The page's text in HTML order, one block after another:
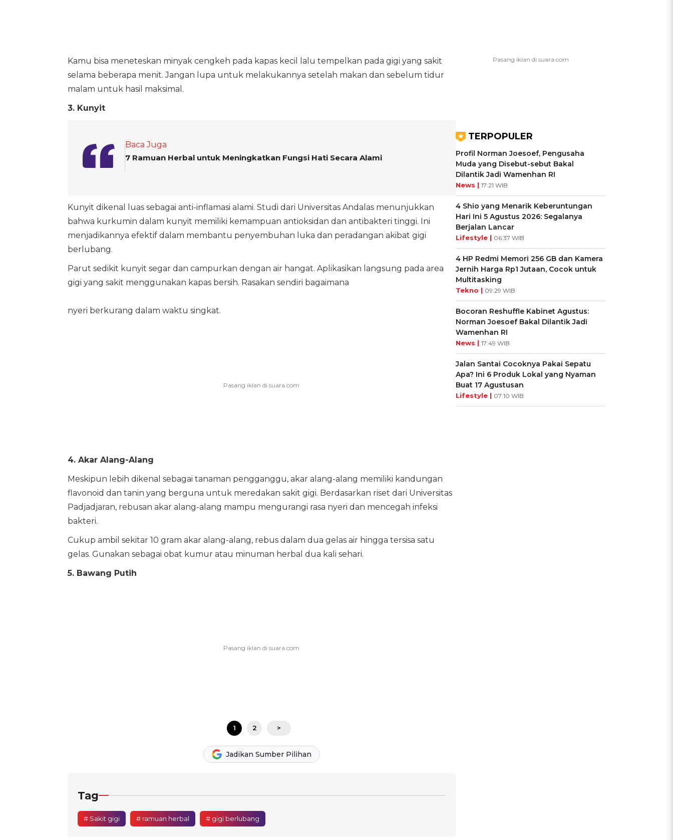
Kamu bisa meneteskan minyak cengkeh pada kapas kecil lalu tempelkan pada gigi yang sakit
selama beberapa menit. Jangan lupa untuk melakukannya setelah makan dan sebelum tidur
malam untuk hasil maksimal.
3. Kunyit
Baca Juga
7 Ramuan Herbal untuk Meningkatkan Fungsi Hati Secara Alami
Kunyit dikenal luas sebagai anti-inflamasi alami. Studi dari Universitas Andalas menunjukkan
bahwa kurkumin dalam kunyit memiliki kemampuan antioksidan dan antibakteri tinggi. Ini
menjadikannya efektif dalam membantu penyembuhan luka dan peradangan akibat gigi
berlubang.
Parut sedikit kunyit segar dan campurkan dengan air hangat. Aplikasikan langsung pada area
gigi yang sakit menggunakan kapas bersih. Rasakan sendiri bagaimana
nyeri berkurang dalam waktu singkat.
4. Akar Alang-Alang
Meskipun lebih dikenal sebagai tanaman pengganggu, akar alang-alang memiliki kandungan
flavonoid dan tanin yang berguna untuk meredakan sakit gigi. Berdasarkan riset dari Universitas
Padjadjaran, rebusan akar alang-alang mampu mengurangi rasa nyeri dan mencegah infeksi
bakteri.
Cukup ambil sekitar 10 gram akar alang-alang, rebus dalam dua gelas air hingga tersisa satu
gelas. Gunakan sebagai obat kumur atau minuman herbal dua kali sehari.
5. Bawang Putih
1 2 >
Jadikan Sumber Pilihan
Tag
# Sakit gigi # ramuan herbal # gigi berlubang
TERPOPULER
Profil Norman Joesoef, Pengusaha
Muda yang Disebut-sebut Bakal
Dilantik Jadi Wamenhan RI
News | 17:21 WIB
4 Shio yang Menarik Keberuntungan
Hari Ini 5 Agustus 2026: Segalanya
Berjalan Lancar
Lifestyle | 06:37 WIB
4 HP Redmi Memori 256 GB dan Kamera
Jernih Harga Rp1 Jutaan, Cocok untuk
Multitasking
Tekno | 09:29 WIB
Bocoran Reshuffle Kabinet Agustus:
Norman Joesoef Bakal Dilantik Jadi
Wamenhan RI
News | 17:49 WIB
Jalan Santai Cocoknya Pakai Sepatu
Apa? Ini 6 Produk Lokal yang Nyaman
Buat 17 Agustusan
Lifestyle | 07:10 WIB